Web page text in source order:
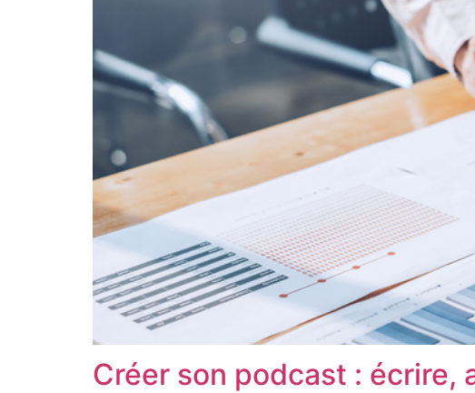
Créer son podcast : écrire,